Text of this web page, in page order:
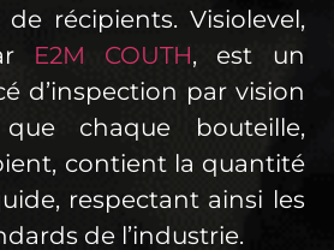
de récipients. Visiolevel,
E2M COUTH, est un
d’inspection par vision
chaque bouteille,
contient la quantité
respectant ainsi les
de l’industrie.